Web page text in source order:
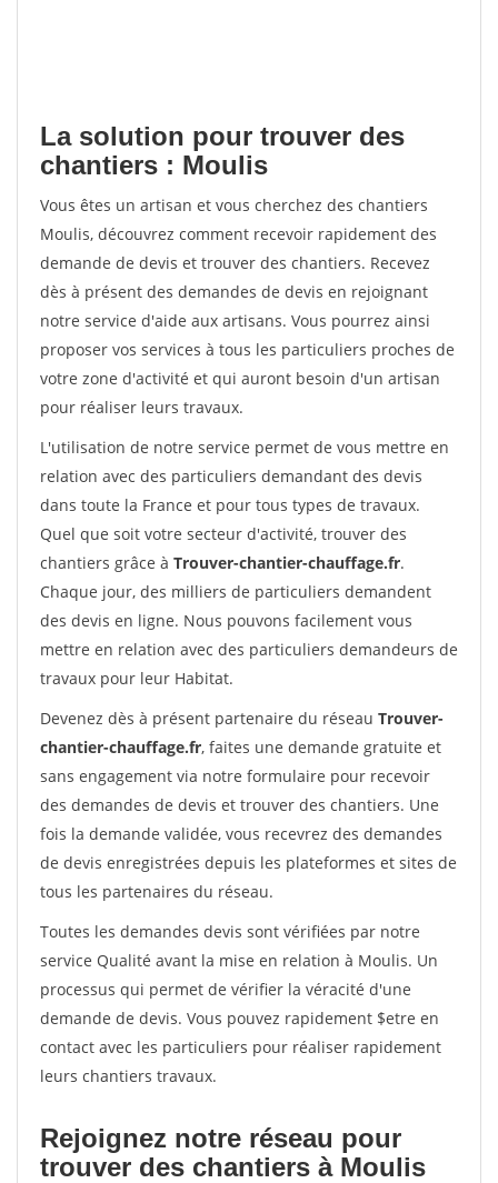
La solution pour trouver des
chantiers : Moulis
Vous êtes un artisan et vous cherchez des chantiers
Moulis, découvrez comment recevoir rapidement des
demande de devis et trouver des chantiers. Recevez
dès à présent des demandes de devis en rejoignant
notre service d'aide aux artisans. Vous pourrez ainsi
proposer vos services à tous les particuliers proches de
votre zone d'activité et qui auront besoin d'un artisan
pour réaliser leurs travaux.
L'utilisation de notre service permet de vous mettre en
relation avec des particuliers demandant des devis
dans toute la France et pour tous types de travaux.
Quel que soit votre secteur d'activité, trouver des
chantiers grâce à Trouver-chantier-chauffage.fr.
Chaque jour, des milliers de particuliers demandent
des devis en ligne. Nous pouvons facilement vous
mettre en relation avec des particuliers demandeurs de
travaux pour leur Habitat.
Devenez dès à présent partenaire du réseau Trouver-
chantier-chauffage.fr, faites une demande gratuite et
sans engagement via notre formulaire pour recevoir
des demandes de devis et trouver des chantiers. Une
fois la demande validée, vous recevrez des demandes
de devis enregistrées depuis les plateformes et sites de
tous les partenaires du réseau.
Toutes les demandes devis sont vérifiées par notre
service Qualité avant la mise en relation à Moulis. Un
processus qui permet de vérifier la véracité d'une
demande de devis. Vous pouvez rapidement $etre en
contact avec les particuliers pour réaliser rapidement
leurs chantiers travaux.
Rejoignez notre réseau pour
trouver des chantiers à Moulis